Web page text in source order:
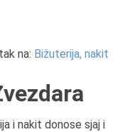
na: Bižuterija, nakit
i nakit donose sjaj i